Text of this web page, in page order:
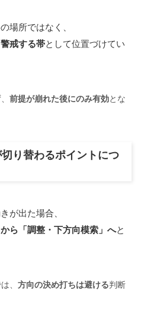
場所ではなく、
戒する帯として位置づけてい
前提が崩れた後にのみ有効とな
り替わるポイントにつ
が出た場合、
ら「調整・下方向模索」へと
、 方向の決め打ちは避ける判断